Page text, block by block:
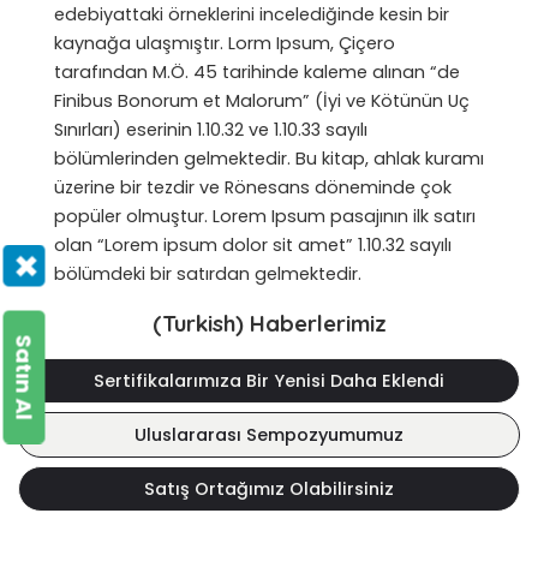
Satın Al
edebiyattaki örneklerini incelediğinde kesin bir
kaynağa ulaşmıştır. Lorm Ipsum, Çiçero
tarafından M.Ö. 45 tarihinde kaleme alınan “de
Finibus Bonorum et Malorum” (İyi ve Kötünün Uç
Sınırları) eserinin 1.10.32 ve 1.10.33 sayılı
bölümlerinden gelmektedir. Bu kitap, ahlak kuramı
üzerine bir tezdir ve Rönesans döneminde çok
popüler olmuştur. Lorem Ipsum pasajının ilk satırı
olan “Lorem ipsum dolor sit amet” 1.10.32 sayılı
bölümdeki bir satırdan gelmektedir.
(Turkish) Haberlerimiz
Sertifikalarımıza Bir Yenisi Daha Eklendi
Uluslararası Sempozyumumuz
Satış Ortağımız Olabilirsiniz